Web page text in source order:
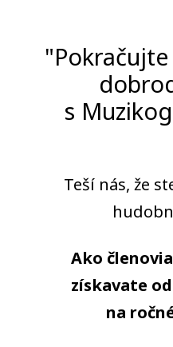
s
Teší nás, že
Ako
získavate
na